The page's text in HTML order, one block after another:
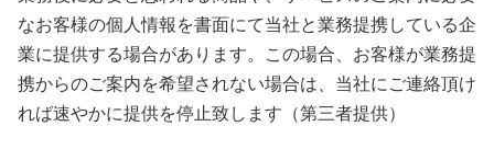
なお客様の個人情報を書面にて当社と業務提携している企
業に提供する場合があります。この場合、お客様が業務提
携からのご案内を希望されない場合は、当社にご連絡頂け
れば速やかに提供を停止致します（第三者提供）